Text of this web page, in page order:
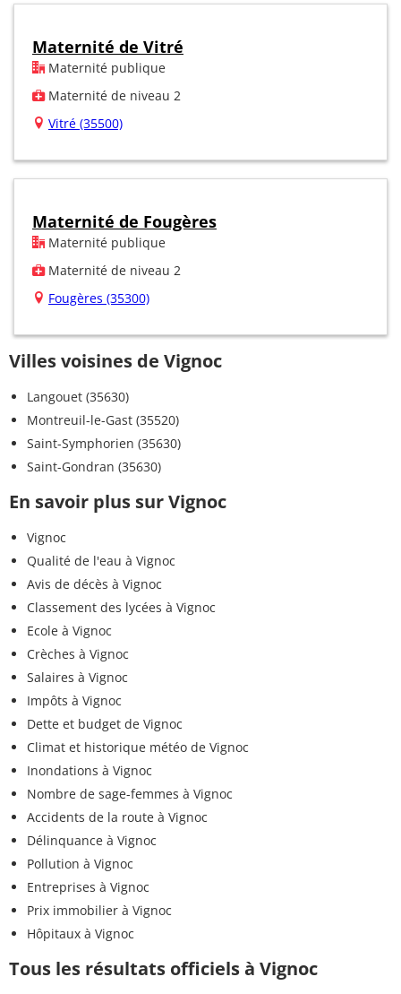
Maternité de Vitré
Maternité publique
Maternité de niveau 2
Vitré (35500)
Maternité de Fougères
Maternité publique
Maternité de niveau 2
Fougères (35300)
Villes voisines de Vignoc
Langouet (35630)
Montreuil-le-Gast (35520)
Saint-Symphorien (35630)
Saint-Gondran (35630)
En savoir plus sur Vignoc
Vignoc
Qualité de l'eau à Vignoc
Avis de décès à Vignoc
Classement des lycées à Vignoc
Ecole à Vignoc
Crèches à Vignoc
Salaires à Vignoc
Impôts à Vignoc
Dette et budget de Vignoc
Climat et historique météo de Vignoc
Inondations à Vignoc
Nombre de sage-femmes à Vignoc
Accidents de la route à Vignoc
Délinquance à Vignoc
Pollution à Vignoc
Entreprises à Vignoc
Prix immobilier à Vignoc
Hôpitaux à Vignoc
Tous les résultats officiels à Vignoc